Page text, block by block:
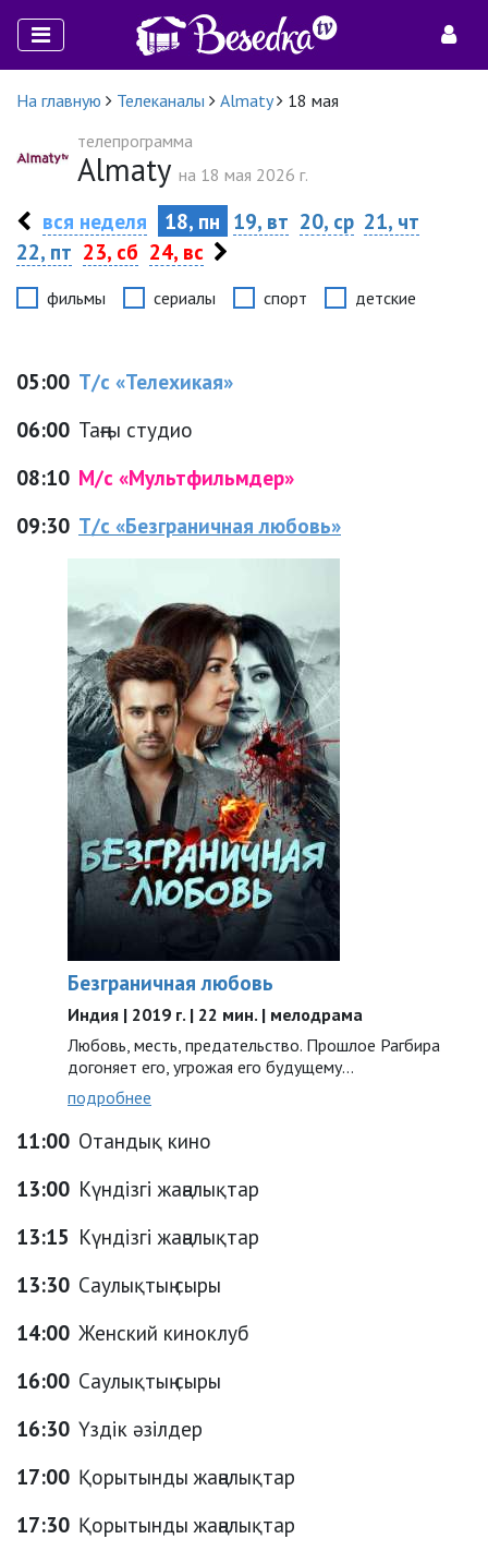
На главную Телеканалы Аlmaty
18 мая
телепрограмма
Аlmaty на 18 мая 2026 г.
вся неделя 18, пн 19, вт 20, ср 21, чт
22, пт 23, сб 24, вс
фильмы сериалы спорт детские
05:00 Т/с «Телехикая»
06:00 Таңғы студио
08:10 М/с «Мультфильмдер»
09:30 Т/с «Безграничная любовь»
Безграничная любовь
Индия | 2019 г. | 22 мин. | мелодрама
Любовь, месть, предательство. Прошлое Рагбира
догоняет его, угрожая его будущему…
подробнее
11:00 Отандық кино
13:00 Күндізгі жаңалықтар
13:15 Күндізгі жаңалықтар
13:30 Саулықтың сыры
14:00 Женский киноклуб
16:00 Саулықтың сыры
16:30 Үздік әзілдер
17:00 Қорытынды жаңалықтар
17:30 Қорытынды жаңалықтар